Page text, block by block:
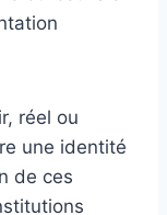
réel ou
une identité
de ces